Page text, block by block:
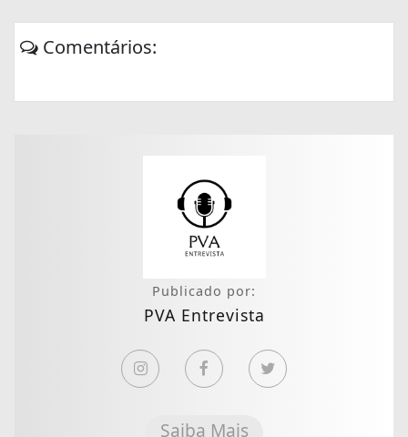
Comentários:
Publicado por:
PVA Entrevista
Saiba Mais